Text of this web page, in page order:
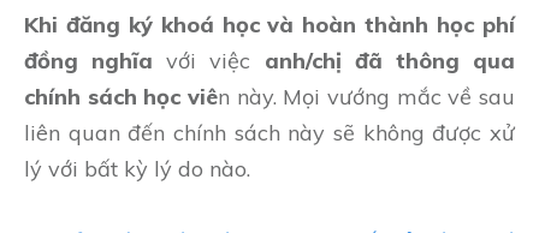
Khi đăng ký khoá học và hoàn thành học phí
đồng nghĩa với việc anh/chị đã thông qua
chính sách học viên này. Mọi vướng mắc về sau
liên quan đến chính sách này sẽ không được xử
lý với bất kỳ lý do nào.